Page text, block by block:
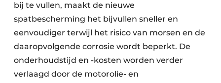
bij te vullen, maakt de nieuwe
spatbescherming het bijvullen sneller en
eenvoudiger terwijl het risico van morsen en de
daaropvolgende corrosie wordt beperkt. De
onderhoudstijd en -kosten worden verder
verlaagd door de motorolie- en